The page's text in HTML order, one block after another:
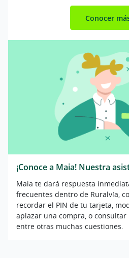
Conocer
¡Conoce a Maia! Nuestra
Maia te dará respuesta
frecuentes dentro de Ruralvía,
recordar el PIN de tu tarjeta,
aplazar una compra, o
entre otras muchas cuestiones.